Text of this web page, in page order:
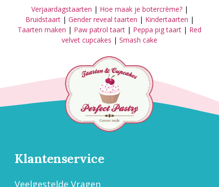
Verjaardagstaarten | Hoe maak je botercrème?|
Bruidstaart| Gender reveal taarten | Kindertaarten |
Taarten maken | Paw patrol taart | Peppa pig taart | Red
velvet cupcakes | Smash cake
Klantenservice
Veelgestelde Vragen